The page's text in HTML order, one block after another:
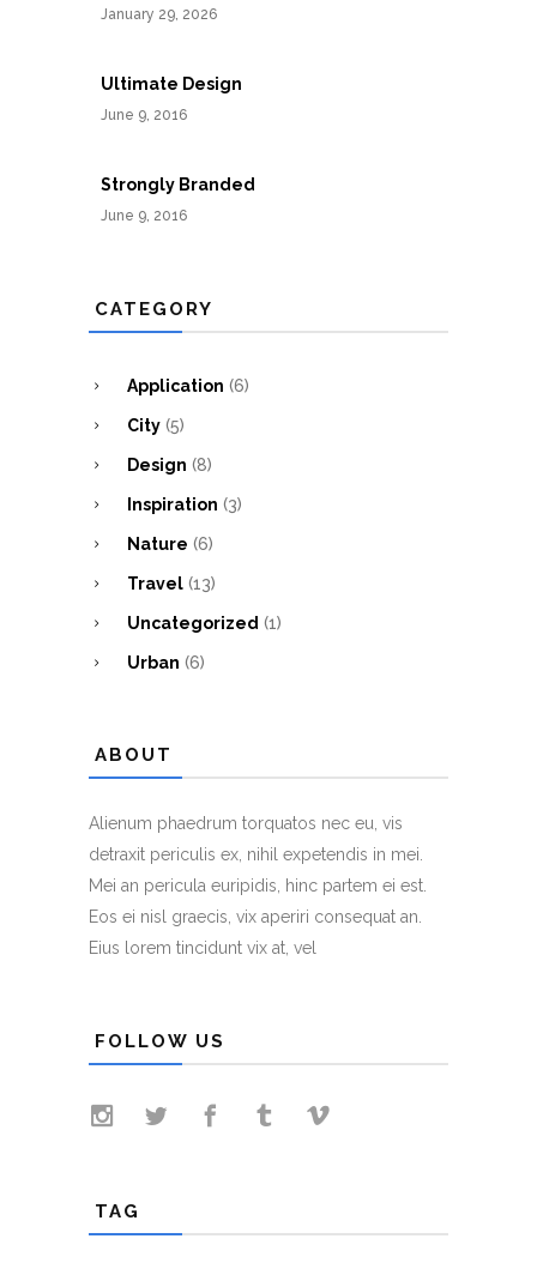
January 29, 2026
Ultimate Design
June 9, 2016
Strongly Branded
June 9, 2016
CATEGORY
Application (6)
City (5)
Design (8)
Inspiration (3)
Nature (6)
Travel (13)
Uncategorized (1)
Urban (6)
ABOUT
Alienum phaedrum torquatos nec eu, vis
detraxit periculis ex, nihil expetendis in mei.
Mei an pericula euripidis, hinc partem ei est.
Eos ei nisl graecis, vix aperiri consequat an.
Eius lorem tincidunt vix at, vel
FOLLOW US
TAG